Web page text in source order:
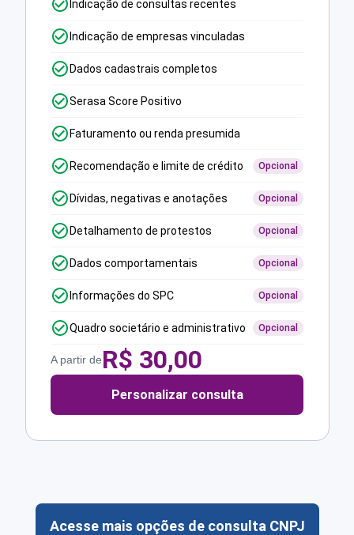
Indicação de consultas recentes
Indicação de empresas vinculadas
Dados cadastrais completos
Serasa Score Positivo
Faturamento ou renda presumida
Recomendação e limite de crédito Opcional
Dívidas, negativas e anotações Opcional
Detalhamento de protestos Opcional
Dados comportamentais Opcional
Informações do SPC Opcional
Quadro societário e administrativo Opcional
A partir deR$ 30,00
Personalizar consulta
Acesse mais opções de consulta CNPJ